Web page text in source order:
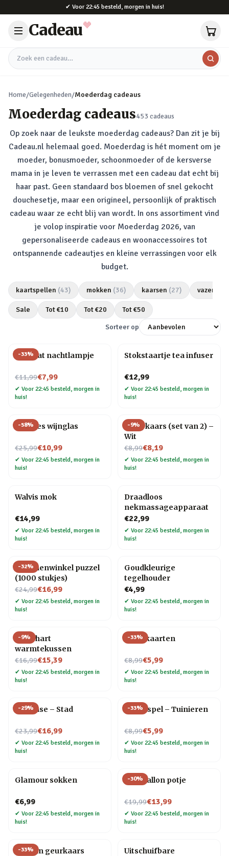
✔ Voor 22:45 besteld, morgen in huis!
Cadeau
Zoek een cadeau
Home/Gelegenheden/Moederdag cadeaus
Moederdag cadeaus453 cadeaus
Op zoek naar de leukste moederdag cadeaus? Dan zit je bij
Cadeau.nl helemaal goed. Moederdag is hét moment om je
moeder, bonusmoeder, schoonmoeder of de kersverse
mama in je leven te verrassen met een cadeau dat echt bij
haar past. Geen standaard bos bloemen of snel gekocht
douchesetje, maar een origineel, persoonlijk of praktisch
cadeau waar ze echt blij van wordt. In ons assortiment vind
je volop inspiratie voor Moederdag 2026, van
gepersonaliseerde cadeaus en woonaccessoires tot
ontspannende cadeautjes en kleine verrassingen voor elk
budget.
kaartspellen (43) mokken (36) kaarsen (27) vazen
Sale Tot €10 Tot €20 Tot €50
Sorteer op
-33%
Mini kat nachtlampje
€11,99
Nu voor€7,99
✔ Voor 22:45 besteld, morgen in
huis!
Stokstaartje tea infuser
€12,99
✔ Voor 22:45 besteld, morgen in
huis!
-58%
Wijnfles wijnglas
€25,99
Nu voor€10,99
✔ Voor 22:45 besteld, morgen in
huis!
-9%
Druipkaars (set van 2) –
Wit
€8,99
Nu voor€8,19
✔ Voor 22:45 besteld, morgen in
huis!
Walvis mok
€14,99
✔ Voor 22:45 besteld, morgen in
huis!
Draadloos
nekmassageapparaat
€22,99
✔ Voor 22:45 besteld, morgen in
huis!
-32%
Bloemenwinkel puzzel
(1000 stukjes)
€24,99
Nu voor€16,99
✔ Voor 22:45 besteld, morgen in
huis!
Goudkleurige
tegelhouder
€4,99
✔ Voor 22:45 besteld, morgen in
huis!
-9%
Rood hart
warmtekussen
€16,99
Nu voor€15,39
✔ Voor 22:45 besteld, morgen in
huis!
-33%
Tarotkaarten
€8,99
Nu voor€5,99
✔ Voor 22:45 besteld, morgen in
huis!
-29%
Flip Vase – Stad
€23,99
Nu voor€16,99
✔ Voor 22:45 besteld, morgen in
huis!
-33%
Trivia spel – Tuinieren
€8,99
Nu voor€5,99
✔ Voor 22:45 besteld, morgen in
huis!
Glamour sokken
€6,99
✔ Voor 22:45 besteld, morgen in
huis!
-30%
Blije ballon potje
€19,99
Nu voor€13,99
✔ Voor 22:45 besteld, morgen in
huis!
-33%
Oceaan geurkaars
Uitschuifbare